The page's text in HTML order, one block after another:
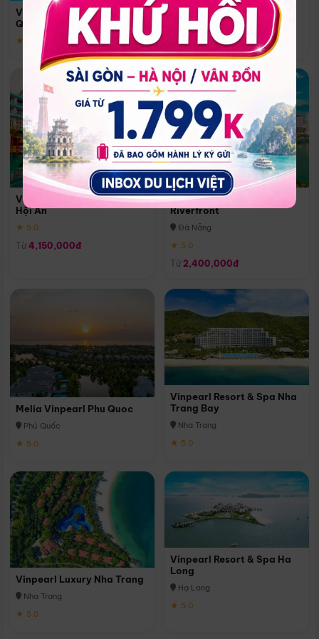
Vinpearl Resort & Spa Phu
Quoc
★ 5.0
Quoc
Phú Quốc
★ 5.0
Vinpearl Resort & Golf Nam
Hội An
★ 5.0
Từ 4,150,000đ
Melia Vinpearl Danang
Riverfront
Đà Nẵng
★ 5.0
Từ 2,400,000đ
Melia Vinpearl Phu Quoc
Phú Quốc
★ 5.0
Vinpearl Resort & Spa Nha
Trang Bay
Nha Trang
★ 5.0
Vinpearl Luxury Nha Trang
Nha Trang
★ 5.0
Vinpearl Resort & Spa Ha
Long
Hạ Long
★ 5.0